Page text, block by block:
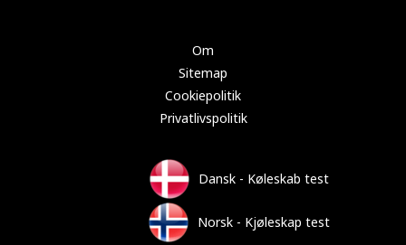
Om
Sitemap
Cookiepolitik
Privatlivspolitik
Dansk - Køleskab test
Norsk - Kjøleskap test